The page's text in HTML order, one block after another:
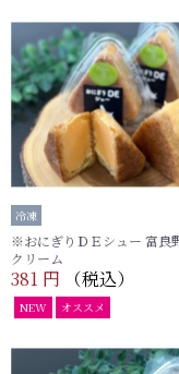
冷凍
※おにぎりＤＥシュー 富良
クリーム
381 円 （税込）
NEW オススメ